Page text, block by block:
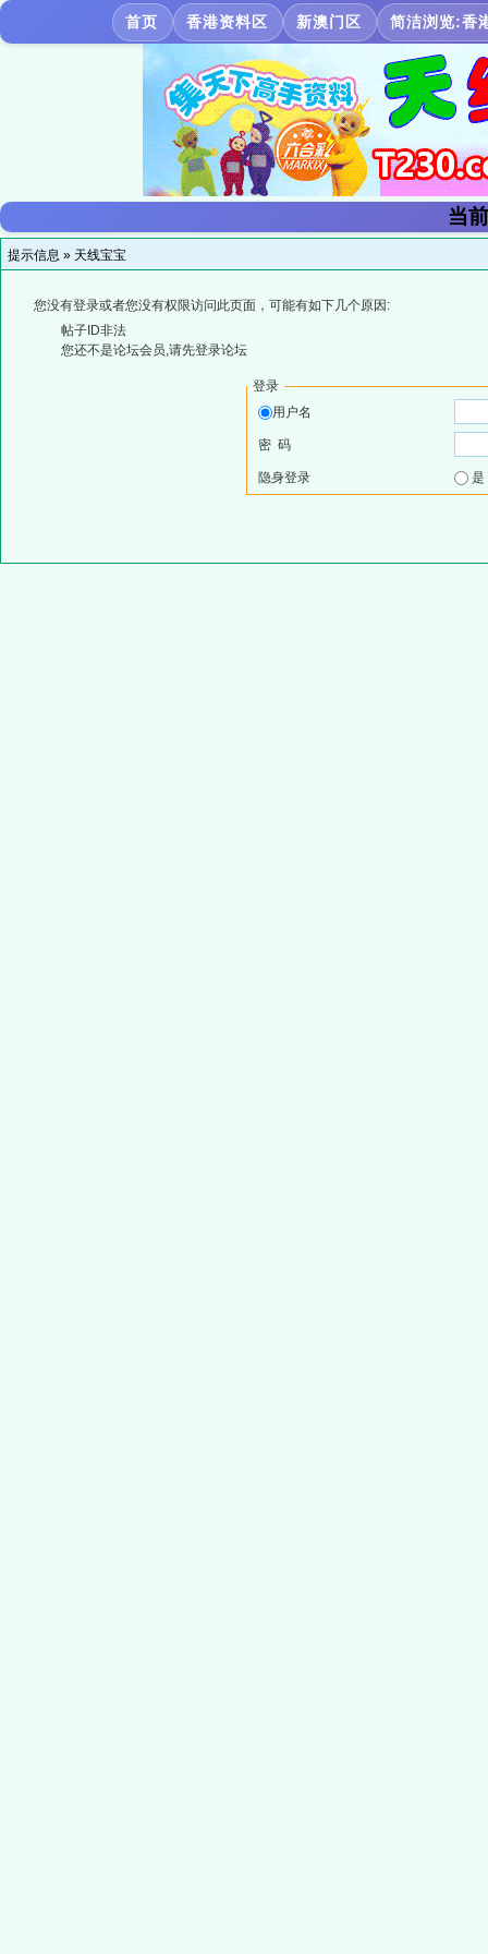
首页 香港资料区 新澳门区 简洁浏览:香
当
提示信息 » 天线宝宝
您没有登录或者您没有权限访问此页面，可能有如下几个原因:
帖子ID非法
您还不是论坛会员,请先登录论坛
登录
用户名
密 码
隐身登录